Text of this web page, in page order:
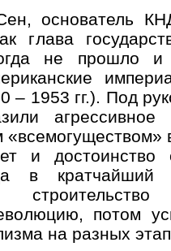
основатель
глава
не прошло и
– 1953 гг.). Под
«всемогуществом»
и
в кратчайший
потом
на разных